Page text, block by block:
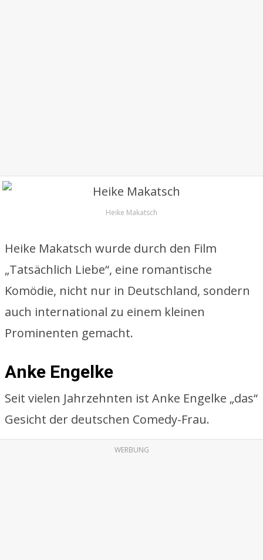
Heike Makatsch
Heike Makatsch wurde durch den Film
„Tatsächlich Liebe“, eine romantische
Komödie, nicht nur in Deutschland, sondern
auch international zu einem kleinen
Prominenten gemacht.
Anke Engelke
Seit vielen Jahrzehnten ist Anke Engelke „das“
Gesicht der deutschen Comedy-Frau.
WERBUNG